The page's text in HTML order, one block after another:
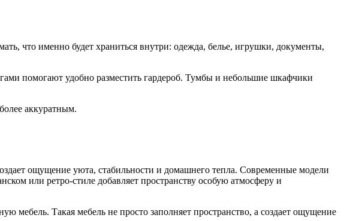
что именно будет храниться внутри: одежда, белье, игрушки, документы,
помогают удобно разместить гардероб. Тумбы и небольшие шкафчики
аккуратным.
ощущение уюта, стабильности и домашнего тепла. Современные модели
или ретро-стиле добавляет пространству особую атмосферу и
Такая мебель не просто заполняет пространство, а создает ощущение